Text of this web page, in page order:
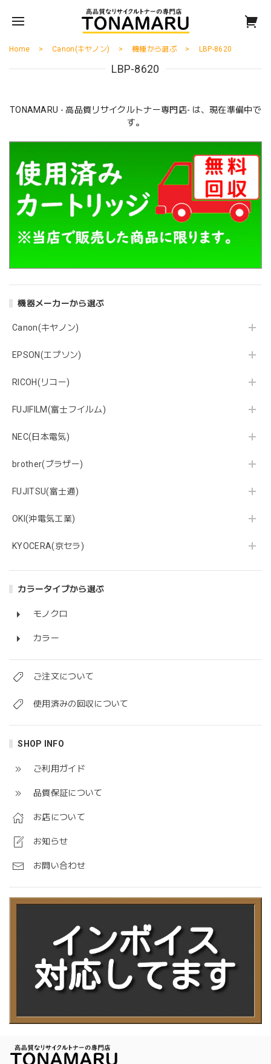
機器メーカーから選ぶ
Canon(キヤノン)
EPSON(エプソン)
RICOH(リコー)
FUJIFILM(富士フイルム)
NEC(日本電気)
brother(ブラザー)
FUJITSU(富士通)
OKI(沖電気工業)
KYOCERA(京セラ)
カラータイプから選ぶ
モノクロ
カラー
ご注文について
使用済みの回収について
SHOP INFO
ご利用ガイド
品質保証について
お店について
お知らせ
お問い合わせ
Home Canon(キヤノン) 機種から選ぶ LBP-8620
LBP-8620
TONAMARU - 高品質リサイクルトナー専門店- は、現在準備中で
す。